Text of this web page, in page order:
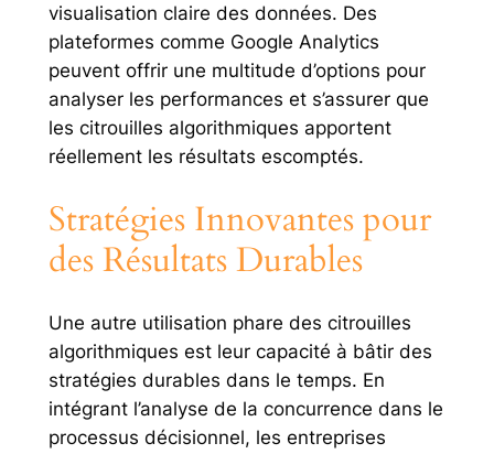
visualisation claire des données. Des
plateformes comme Google Analytics
peuvent offrir une multitude d’options pour
analyser les performances et s’assurer que
les citrouilles algorithmiques apportent
réellement les résultats escomptés.
Stratégies Innovantes pour
des Résultats Durables
Une autre utilisation phare des citrouilles
algorithmiques est leur capacité à bâtir des
stratégies durables dans le temps. En
intégrant l’analyse de la concurrence dans le
processus décisionnel, les entreprises